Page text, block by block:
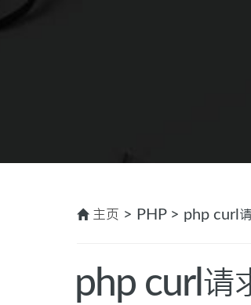
主页 > PHP > php curl
php curl请